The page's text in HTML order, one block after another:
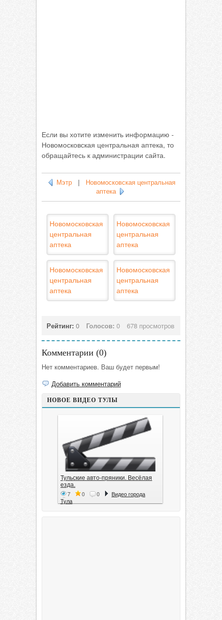
Если вы хотите изменить информацию -
Новомосковская центральная аптека, то
обращайтесь к администрации сайта.
Мэтр
Новомосковская центральная
аптека
Новомосковская
центральная
аптека
Новомосковская
центральная
аптека
Новомосковская
центральная
аптека
Новомосковская
центральная
аптека
Рейтинг: 0 Голосов: 0 678 просмотров
Комментарии (0)
Нет комментариев. Ваш будет первым!
Добавить комментарий
НОВОЕ ВИДЕО ТУЛЫ
Тульские авто-пряники. Весёлая
езда.
7 0 0
Видео города
Тула